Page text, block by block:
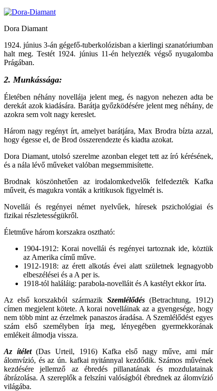
Dora Diamant
1924. június 3-án gégefő-tuberkolózisban a kierlingi szanatóriumban
halt meg. Testét 1924. június 11-én helyezték végső nyugalomba
Prágában.
2. Munkássága:
Életében néhány novellája jelent meg, és nagyon nehezen adta be
derekát azok kiadására. Barátja győzködésére jelent meg néhány, de
azokra sem volt nagy kereslet.
Három nagy regényt írt, amelyet barátjára, Max Brodra bízta azzal,
hogy égesse el, de Brod összerendezte és kiadta azokat.
Dora Diamant, utolsó szerelme azonban eleget tett az író kérésének,
és a nála lévő műveket valóban megsemmisítette.
Brodnak köszönhetően az irodalomkedvelők felfedezték Kafka
műveit, és magukra vonták a kritikusok figyelmét is.
Novellái és regényei német nyelvűek, híresek pszichológiai és
fizikai részletességükről.
Életműve három korszakra osztható:
1904-1912: Korai novellái és regényei tartoznak ide, köztük
az Amerika című műve.
1912-1918: az érett alkotás évei alatt születnek legnagyobb
elbeszélései és a A per is.
1918-tól haláláig: parabola-novelláit és A kastélyt ekkor írta.
Az első korszakból származik Szemlélődés(Betrachtung, 1912)
címen megjelent kötete. A korai novelláinak az a gyengesége, hogy
nem több mint az érzelmek panaszos áradása. A Szemlélődést egyes
szám első személyben írja meg, lényegében gyermekkorának
emlékeit álmodja vissza.
Az ítélet(Das Urteil, 1916) Kafka első nagy műve, ami már
álomvízió, és az ún. kafkai nyitánnyal kezdődik. Számos művének
kezdésére jellemző az ébredés pillanatának és mozdulatainak
ábrázolása. A szereplők a felszíni valóságból ébrednek az álomvízió
világába.